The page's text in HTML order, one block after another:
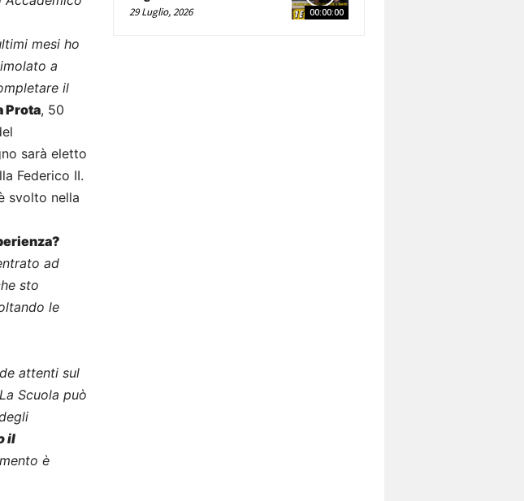
mesi ho
a
il
Prota, 50
sarà eletto
Federico II.
svolto nella
ad
sto
le
attenti sul
Scuola può
il
è
00:00:00
29 Luglio, 2026